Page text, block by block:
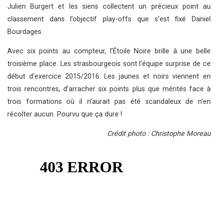
Julien Burgert et les siens collectent un précieux point au
classement dans l’objectif play-offs que s’est fixé Daniel
Bourdages.
Avec six points au compteur, l’Étoile Noire brille à une belle
troisième place. Les strasbourgeois sont l’équipe surprise de ce
début d’exercice 2015/2016. Les jaunes et noirs viennent en
trois rencontres, d’arracher six points plus que mérités face à
trois formations où il n’aurait pas été scandaleux de n’en
récolter aucun. Pourvu que ça dure !
Crédit photo : Christophe Moreau